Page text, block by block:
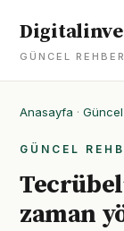
GÜNCEL REHBER
Anasayfa ·
GÜNCEL
zaman